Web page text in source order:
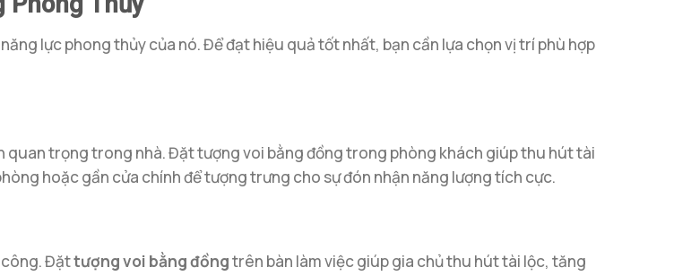
lực phong thủy của nó. Để đạt hiệu quả tốt nhất, bạn cần lựa chọn vị trí phù hợp
quan trọng trong nhà. Đặt tượng voi bằng đồng trong phòng khách giúp thu hút tài
hoặc gần cửa chính để tượng trưng cho sự đón nhận năng lượng tích cực.
công. Đặttượng voi bằng đồngtrên bàn làm việc giúp gia chủ thu hút tài lộc, tăng